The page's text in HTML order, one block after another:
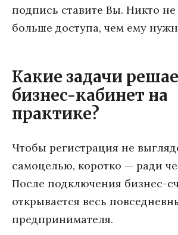
подпись ставите Вы. Никто не
больше доступа, чем ему
Какие задачи
бизнес-кабинет на
практике?
Чтобы регистрация не
самоцелью, коротко — ради
После подключения бизнес-
открывается весь
предпринимателя.